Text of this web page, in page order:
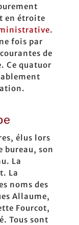
en étroite
.
fois par
de
Ce quatuor
élus lors
bureau, son
La
La
noms des
Allaume,
Fourcot,
Tous sont